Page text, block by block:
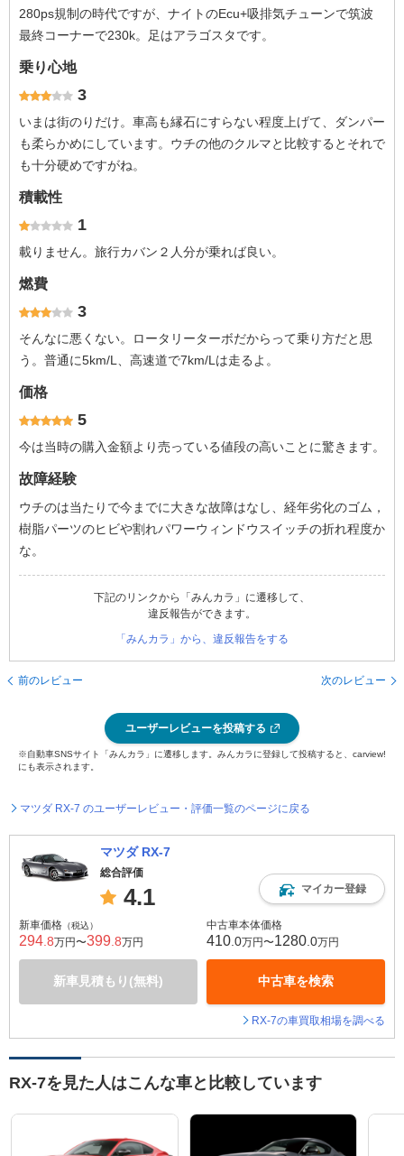
280ps規制の時代ですが、ナイトのEcu+吸排気チューンで筑波
最終コーナーで230k。足はアラゴスタです。
乗り心地
3
いまは街のりだけ。車高も縁石にすらない程度上げて、ダンパー
も柔らかめにしています。ウチの他のクルマと比較するとそれで
も十分硬めですがね。
積載性
1
載りません。旅行カバン２人分が乗れば良い。
燃費
3
そんなに悪くない。ロータリーターボだからって乗り方だと思
う。普通に5km/L、高速道で7km/Lは走るよ。
価格
5
今は当時の購入金額より売っている値段の高いことに驚きます。
故障経験
ウチのは当たりで今までに大きな故障はなし、経年劣化のゴム，
樹脂パーツのヒビや割れパワーウィンドウスイッチの折れ程度か
な。
下記のリンクから「みんカラ」に遷移して、
違反報告ができます。
「みんカラ」から、違反報告をする
前のレビュー 次のレビュー
ユーザーレビューを投稿する
※自動車SNSサイト「みんカラ」に遷移します。みんカラに登録して投稿すると、carview!
にも表示されます。
マツダ RX-7 のユーザーレビュー・評価一覧のページに戻る
マツダ RX-7
総合評価
4.1 マイカー登録
新車価格 （税込）
294 .8万円〜399 .8万円
新車見積もり(無料)
中古車本体価格
410 .0万円〜1280 .0万円
中古車を検索
RX-7の車買取相場を調べる
RX-7を見た人はこんな車と比較しています